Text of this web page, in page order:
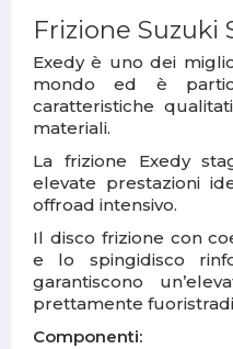
Frizione Suzuki
Exedy è uno dei
mondo ed è
caratteristiche
materiali.
La frizione Exedy
elevate prestazioni
offroad intensivo.
Il disco frizione con
e lo spingidisco
garantiscono
prettamente
Componenti: